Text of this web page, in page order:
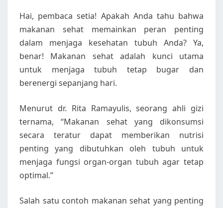
Hai, pembaca setia! Apakah Anda tahu bahwa
makanan sehat memainkan peran penting
dalam menjaga kesehatan tubuh Anda? Ya,
benar! Makanan sehat adalah kunci utama
untuk menjaga tubuh tetap bugar dan
berenergi sepanjang hari.
Menurut dr. Rita Ramayulis, seorang ahli gizi
ternama, “Makanan sehat yang dikonsumsi
secara teratur dapat memberikan nutrisi
penting yang dibutuhkan oleh tubuh untuk
menjaga fungsi organ-organ tubuh agar tetap
optimal.”
Salah satu contoh makanan sehat yang penting